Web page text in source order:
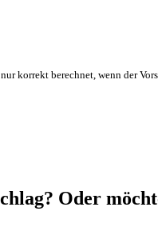
korrekt berechnet, wenn der
Oder